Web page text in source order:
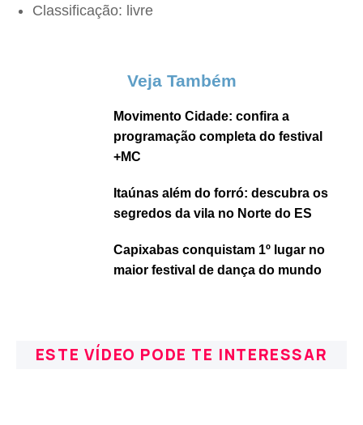
Classificação: livre
Veja Também
Movimento Cidade: confira a
programação completa do festival
+MC
Itaúnas além do forró: descubra os
segredos da vila no Norte do ES
Capixabas conquistam 1º lugar no
maior festival de dança do mundo
ESTE VÍDEO PODE TE INTERESSAR